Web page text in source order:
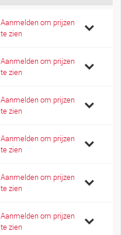
Aanmelden om prijzen
te zien
Aanmelden om prijzen
te zien
Aanmelden om prijzen
te zien
Aanmelden om prijzen
te zien
Aanmelden om prijzen
te zien
Aanmelden om prijzen
te zien